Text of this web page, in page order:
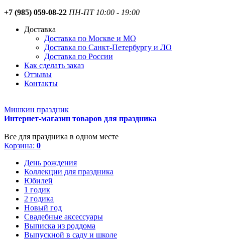
+7 (985) 059-08-22 ПН-ПТ 10:00 - 19:00
Доставка
Доставка по Москве и МО
Доставка по Санкт-Петербургу и ЛО
Доставка по России
Как сделать заказ
Отзывы
Контакты
Мишкин праздник
Интернет-магазин товаров для праздника
Все для праздника в одном месте
Корзина: 0
День рождения
Коллекции для праздника
Юбилей
1 годик
2 годика
Новый год
Свадебные аксессуары
Выписка из роддома
Выпускной в саду и школе